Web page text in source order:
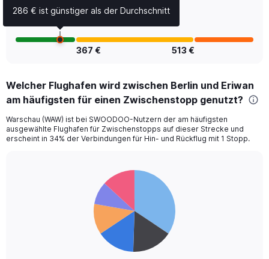
0
to
1.2.
367 € 513 €
Welcher Flughafen wird zwischen Berlin und Eriwan
am häufigsten für einen Zwischenstopp genutzt?
Warschau (WAW) ist bei SWOODOO-Nutzern der am häufigsten
ausgewählte Flughafen für Zwischenstopps auf dieser Strecke und
erscheint in 34% der Verbindungen für Hin- und Rückflug mit 1 Stopp.
286 € ist günstiger als der Durchschnitt